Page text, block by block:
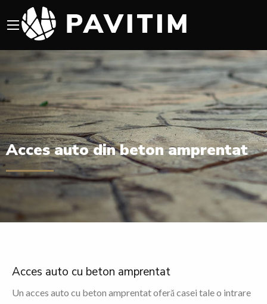
Acces auto din beton amprentat
Acces auto cu beton amprentat
Un acces auto cu beton amprentat oferă casei tale o intrare